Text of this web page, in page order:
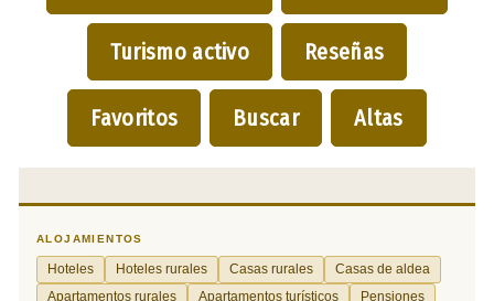
Turismo activo Reseñas
Favoritos Buscar Altas